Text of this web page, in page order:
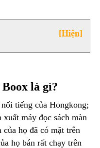
[Hiện]
là gì?
tiếng của Hongkong;
máy đọc sách màn
họ đã có mặt trên
họ bán rất chạy trên